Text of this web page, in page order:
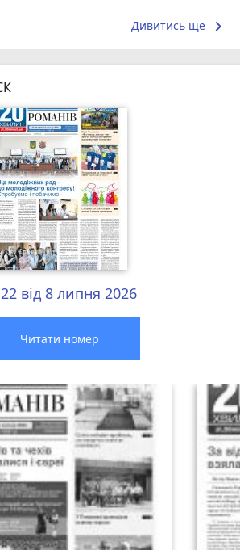
Дивитись ще keyboard_arrow_right
від 8 липня 2026
Читати номер